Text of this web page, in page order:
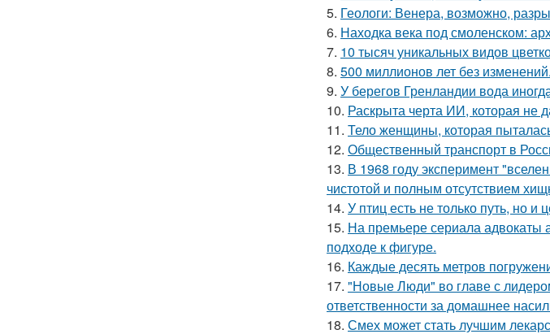
5. Геологи: Венера, возможно,
6. Находка века под смоленском:
7. 10 тысяч уникальных видов
8. 500 миллионов лет без изменений.
9. У берегов Гренландии вода
10. Раскрыта черта ИИ, которая не
11. Тело женщины, которая
12. Общественный транспорт в
13. В 1968 году эксперимент
чистотой и полным отсутствием
14. У птиц есть не только путь, но и
15. На премьере сериала адвокаты
подходе к фигуре.
16. Каждые десять метров
17. "Новые Люди" во главе с
ответственности за домашнее
18. Смех может стать лучшим